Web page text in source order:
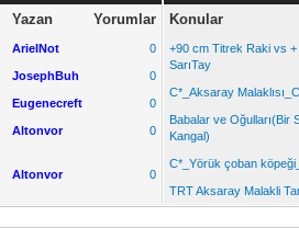
Yazan Yorumlar
ArielNot 0
JosephBuh 0
Eugenecreft 0
Altonvor 0
Altonvor 0
Konular
+90 cm Titrek Raki vs
SarıTay
C*_Aksaray
Babalar ve Oğulları(Bir
Kangal)
C*_Yörük çoban
TRT Aksaray Malakli